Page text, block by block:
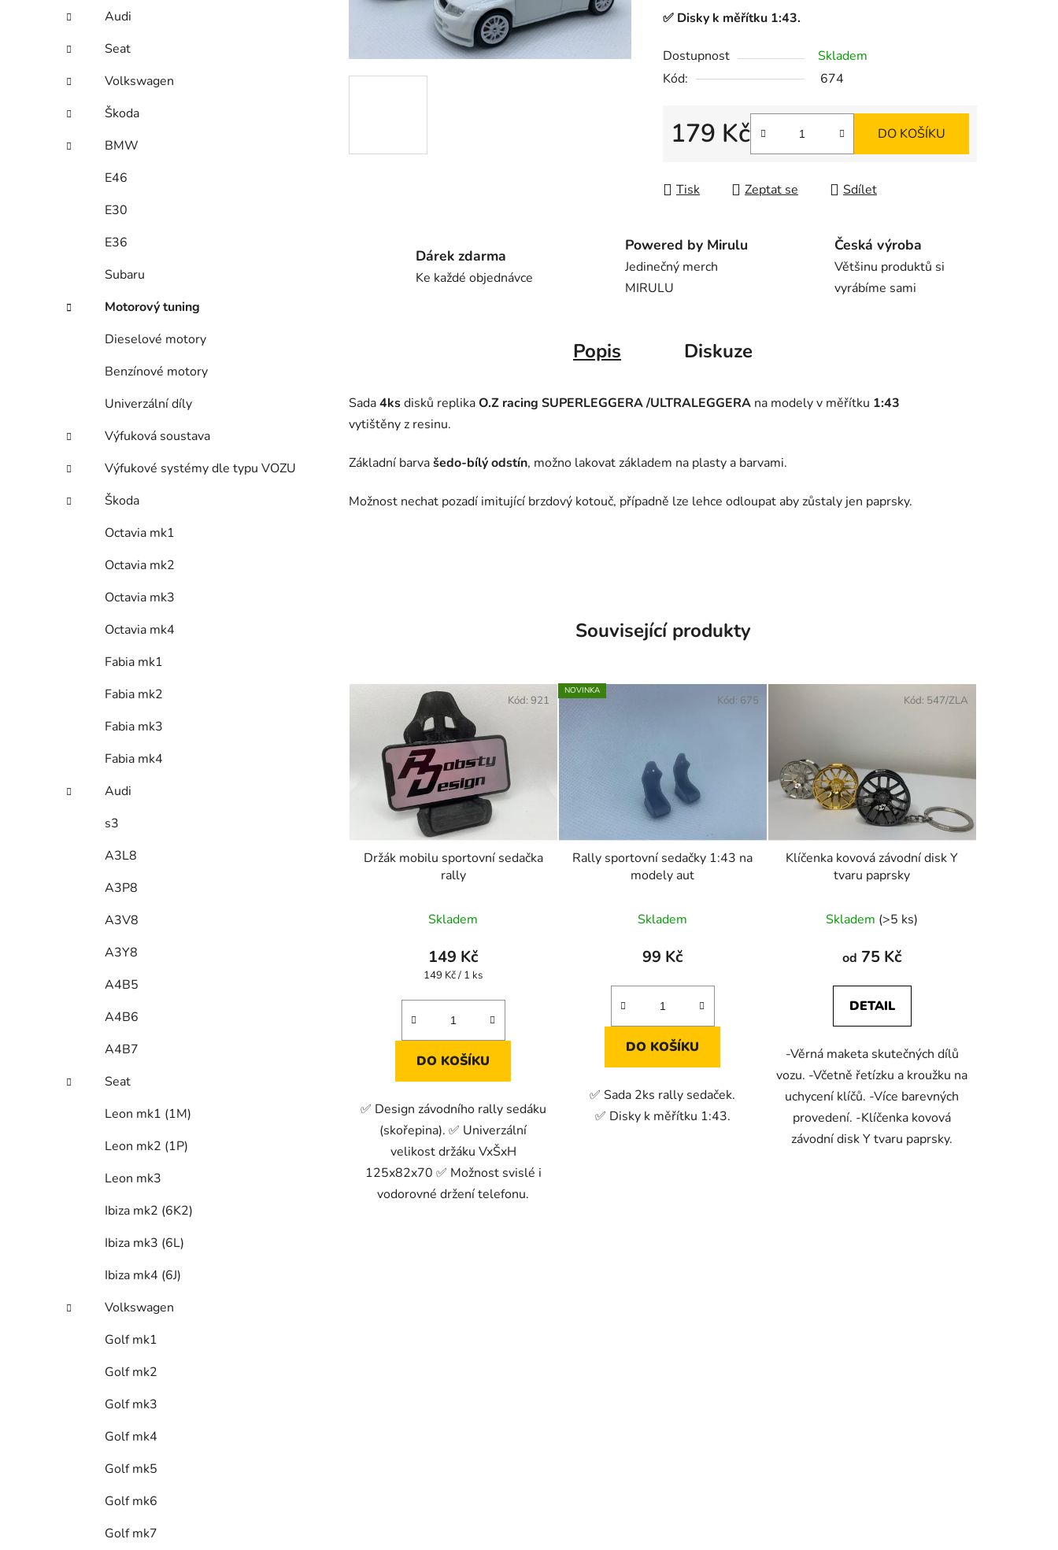
p
a
e
l
Audi
Seat
Volkswagen
Škoda
BMW
E46
E30
E36
Subaru
Motorový tuning
Dieselové motory
Benzínové motory
Univerzální díly
Výfuková soustava
Výfukové systémy dle typu VOZU
Škoda
Octavia mk1
Octavia mk2
Octavia mk3
Octavia mk4
Fabia mk1
Fabia mk2
Fabia mk3
Fabia mk4
Audi
s3
A3L8
A3P8
A3V8
A3Y8
A4B5
A4B6
A4B7
Seat
Leon mk1 (1M)
Leon mk2 (1P)
Leon mk3
Ibiza mk2 (6K2)
Ibiza mk3 (6L)
Ibiza mk4 (6J)
Volkswagen
Golf mk1
Golf mk2
Golf mk3
Golf mk4
Golf mk5
Golf mk6
Golf mk7
z
5
hvězdiček.
✅ Disky k měřítku 1:43.
Dostupnost
Skladem
Kód:
674
179 Kč DO KOŠÍKU
Tisk Zeptat se Sdílet
Dárek zdarma
Ke každé objednávce
Powered by Mirulu
Jedinečný merch
MIRULU
Česká výroba
Většinu produktů si
vyrábíme sami
Popis Diskuze
Sada4ksdisků replikaO.Z racing SUPERLEGGERA /ULTRALEGGERA na modely v měřítku 1:43
vytištěny z resinu.
Základní barvašedo-bílý odstín, možno lakovat základem na plasty a barvami.
Možnost nechat pozadí imitující brzdový kotouč, případně lze lehce odloupat aby zůstaly jen paprsky.
Související produkty
Držák mobilu sportovní sedačka
rally
Skladem
149 Kč
Měrná
149 Kč / 1 ks
DO KOŠÍKU
✅ Design závodního rally sedáku
(skořepina). ✅ Univerzální
velikost držáku VxŠxH
125x82x70 ✅ Možnost svislé i
vodorovné držení telefonu.
Kód: 921
NOVINKA
Rally sportovní sedačky 1:43 na
modely aut
Skladem
99 Kč
DO KOŠÍKU
✅ Sada 2ks rally sedaček.
✅ Disky k měřítku 1:43.
Kód: 675
Klíčenka kovová závodní disk Y
tvaru paprsky
Skladem (>5 ks)
od 75 Kč
DETAIL
-Věrná maketa skutečných dílů
vozu. -Včetně řetízku a kroužku na
uchycení klíčů. -Více barevných
provedení. -Klíčenka kovová
závodní disk Y tvaru paprsky.
Kód: 547/ZLA